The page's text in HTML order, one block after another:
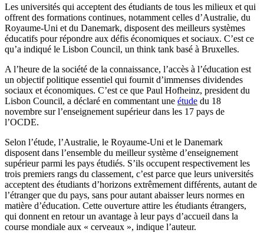
Les universités qui acceptent des étudiants de tous les milieux et qui
offrent des formations continues, notamment celles d’Australie, du
Royaume-Uni et du Danemark, disposent des meilleurs systèmes
éducatifs pour répondre aux défis économiques et sociaux. C’est ce
qu’a indiqué le Lisbon Council, un think tank basé à Bruxelles.
A l’heure de la société de la connaissance, l’accès à l’éducation est
un objectif politique essentiel qui fournit d’immenses dividendes
sociaux et économiques. C’est ce que Paul Hofheinz, president du
Lisbon Council, a déclaré en commentant une étude du 18
novembre sur l’enseignement supérieur dans les 17 pays de
l’OCDE.
Selon l’étude, l’Australie, le Royaume-Uni et le Danemark
disposent dans l’ensemble du meilleur système d’enseignement
supérieur parmi les pays étudiés. S’ils occupent respectivement les
trois premiers rangs du classement, c’est parce que leurs universités
acceptent des étudiants d’horizons extrêmement différents, autant de
l’étranger que du pays, sans pour autant abaisser leurs normes en
matière d’éducation. Cette ouverture attire les étudiants étrangers,
qui donnent en retour un avantage à leur pays d’accueil dans la
course mondiale aux « cerveaux », indique l’auteur.